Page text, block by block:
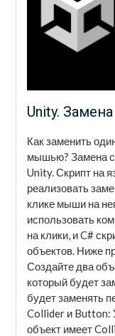
Unity.
Как заменить
мышью? Замена
Unity. Скрипт на
реализовать
клике мыши на
использовать
на клики, и C#
объектов. Ниже
Создайте два
который будет
будет заменять
Collider и Button:
объект имеет